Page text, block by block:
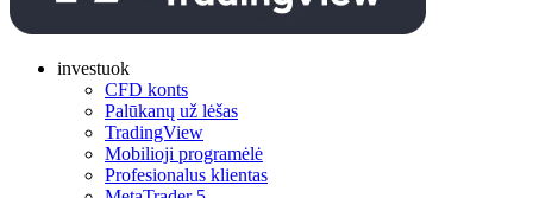
investuok
CFD konts
Palūkanų už lėšas
TradingView
Mobilioji programėlė
Profesionalus klientas